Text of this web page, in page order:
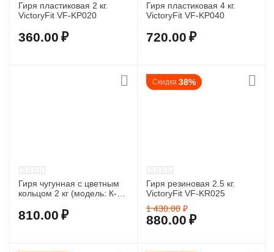
Гиря пластиковая 2 кг.
VictoryFit VF-KP020
360.00 ₽
Гиря пластиковая 4 кг.
VictoryFit VF-KP040
720.00 ₽
Гиря чугунная с цветным
кольцом 2 кг (модель: К-3)
810.00 ₽
Скидка 38%
Гиря резиновая 2.5 кг.
VictoryFit VF-KR025
1 430.00 ₽
880.00 ₽